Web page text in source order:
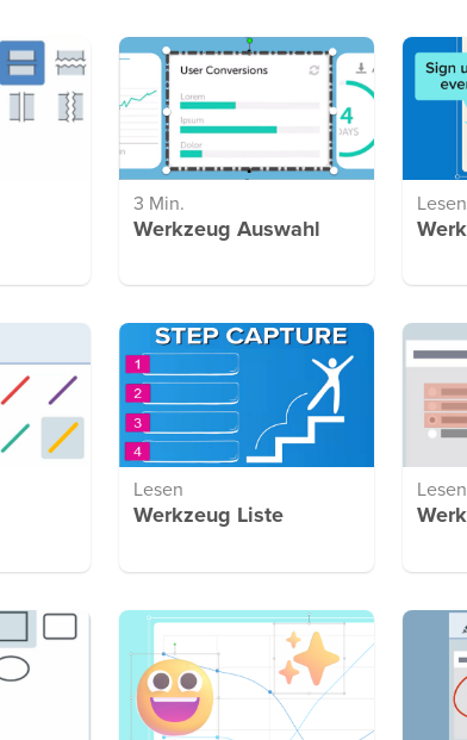
3 Min.
Werkzeug Auswahl
Lesen
Lesen
Werkzeug Liste
Lesen